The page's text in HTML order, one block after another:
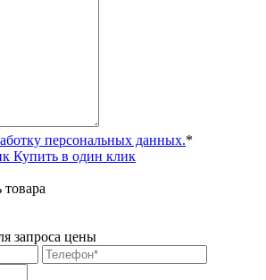
персональных данных.*
Купить в один клик
товара
запроса цены